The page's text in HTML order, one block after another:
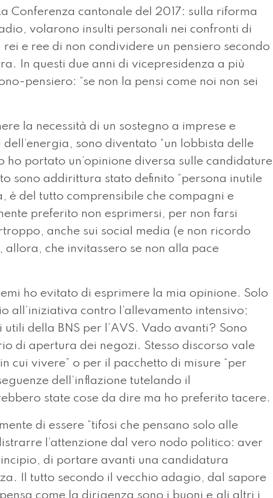
Conferenza cantonale del 2017: sulla riforma
volarono insulti personali nei confronti di
e ree di non condividere un pensiero secondo
In questi due anni di vicepresidenza a più
pensiero: “se non la pensi come noi non sei
la necessità di un sostegno a imprese e
sono diventato “un lobbista delle
ho portato un’opinione diversa sulle candidature
sono addirittura stato definito “persona inutile
è del tutto comprensibile che compagni e
preferito non esprimersi, per non farsi
anche sui social media (e non ricordo
che invitassero se non alla pace
ho evitato di esprimere la mia opinione. Solo
all’iniziativa contro l’allevamento intensivo;
della BNS per l’AVS. Vado avanti? Sono
di apertura dei negozi. Stesso discorso vale
cui vivere” o per il pacchetto di misure “per
dell’inflazione tutelando il
state cose da dire ma ho preferito tacere.
di essere “tifosi che pensano solo alle
l’attenzione dal vero nodo politico: aver
di portare avanti una candidatura
Il tutto secondo il vecchio adagio, dal sapore
come la dirigenza sono i buoni e gli altri i